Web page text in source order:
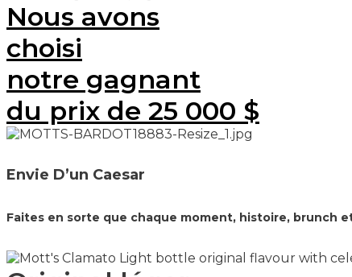
Nous avons
choisi
notre gagnant
du prix de 25 000 $
Envie D’un Caesar
Faites en sorte que chaque moment, histoire, brunch